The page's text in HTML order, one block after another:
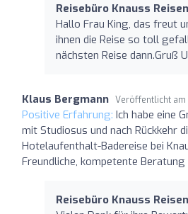
Reisebüro Knauss Reisen
Hallo Frau King, das freut
ihnen die Reise so toll
nächsten Reise dann.Gruß
Klaus Bergmann Veröffentlicht am
Positive Erfahrung: Ich habe eine
mit Studiosus und nach Rückkehr
Hotelaufenthalt-Badereise bei
Freundliche, kompetente
Reisebüro Knauss Reisen